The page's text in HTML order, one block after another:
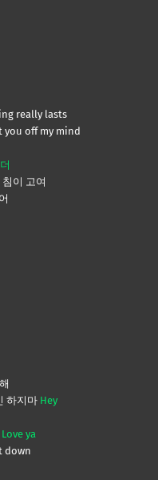
really lasts
you off my mind
침이 고여
하지마 Hey
Love ya
down